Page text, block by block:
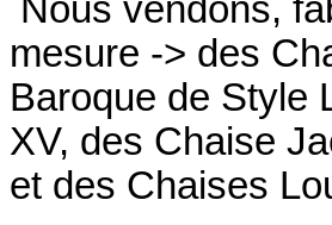
Nous vendons,
mesure -> des
Baroque de Style
XV, des Chaise
et des Chaises